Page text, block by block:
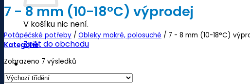
V košíku nic není.
Zpět do obchodu
7 - 8 mm (10-18°C) výprodej
Potápěčské potřeby / Obleky mokré, polosuché / 7 - 8 mm (10-18°C)
Kategorie
Zobrazeno 7 výsledků